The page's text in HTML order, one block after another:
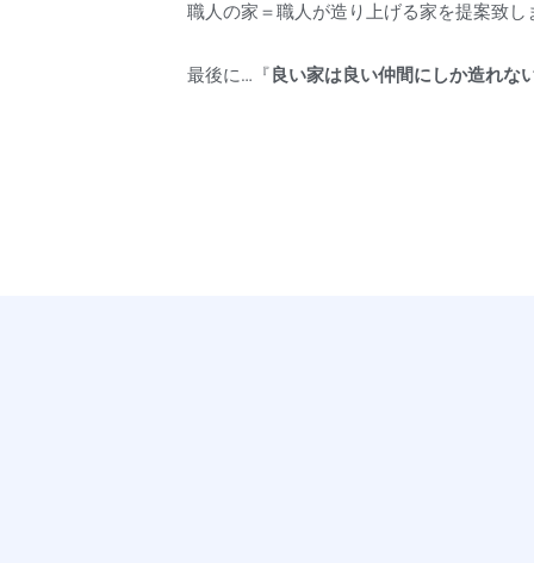
職人の家＝職人が造り上げる家を提案致し
最後に…『良い家は良い仲間にしか造れな